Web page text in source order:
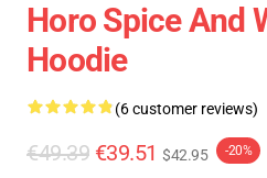
Horo Spice And
Hoodie
(6 customer reviews)
€49.39 €39.51 $42.95 -20%